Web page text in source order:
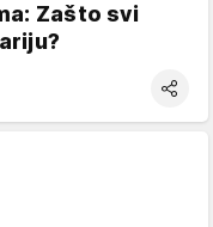
Zašto svi